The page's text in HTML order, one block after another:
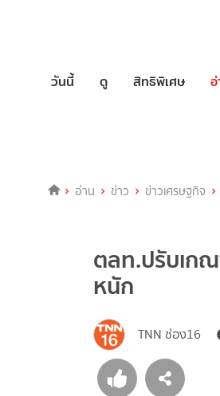
วันนี้ ดู สิทธิพิเศษ
อ่าน ข่าว ข่าวเศรษฐกิจ
ตลท.ปรับเก
หนัก
TNN ช่อง16